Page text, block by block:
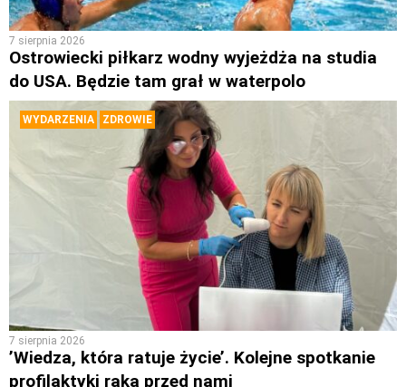
7 sierpnia 2026
Ostrowiecki piłkarz wodny wyjeżdża na studia
do USA. Będzie tam grał w waterpolo
WYDARZENIA ZDROWIE
7 sierpnia 2026
’Wiedza, która ratuje życie’. Kolejne spotkanie
profilaktyki raka przed nami